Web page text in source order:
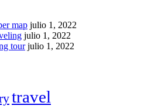
map julio 1, 2022
julio 1, 2022
tour julio 1, 2022
travel